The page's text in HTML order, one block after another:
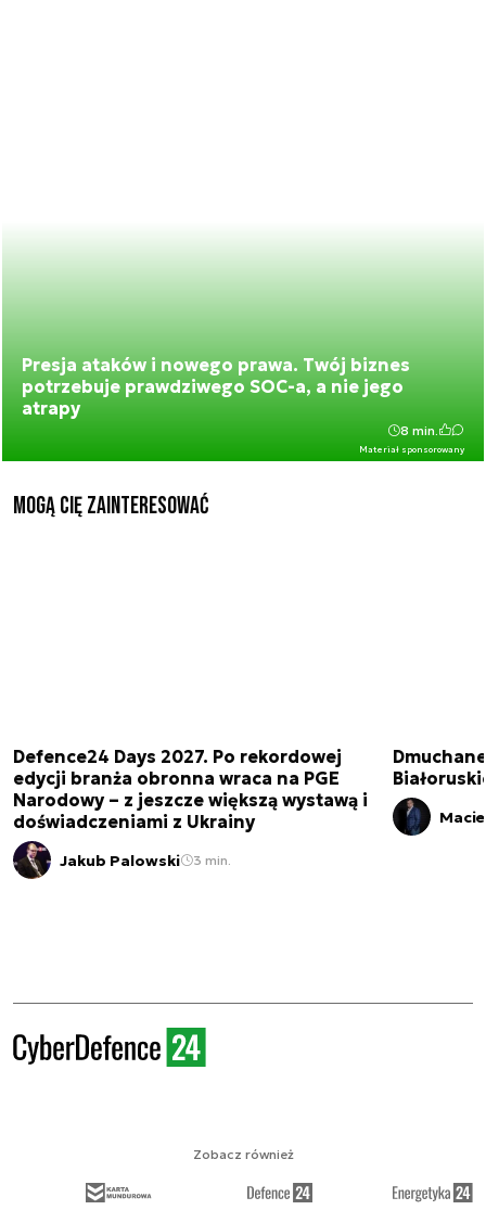
Presja ataków i nowego prawa. Twój biznes
potrzebuje prawdziwego SOC-a, a nie jego
atrapy
Materiał sponsorowany
8 min.
Mogą Cię zainteresować
Defence24 Days 2027. Po rekordowej
edycji branża obronna wraca na PGE
Narodowy – z jeszcze większą wystawą i
doświadczeniami z Ukrainy
Jakub Palowski 3 min.
Zobacz również